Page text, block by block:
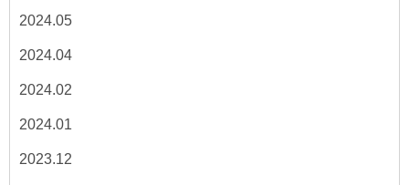
2024.05
2024.04
2024.02
2024.01
2023.12